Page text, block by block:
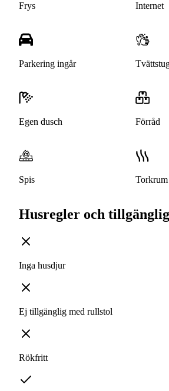
Frys Internet
Parkering ingår
Egen dusch Förråd
Spis Torkrum
Husregler och
Inga husdjur
Ej tillgänglig med rullstol
Rökfritt